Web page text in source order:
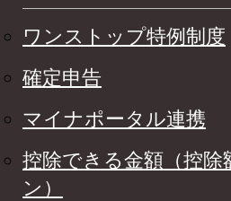
ワンストップ特例制度
確定申告
マイナポータル連携
控除できる金額（控除
ン）